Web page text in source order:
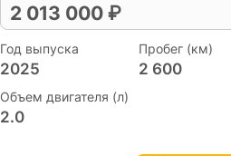
2 013 000 ₽
Год выпуска
2025
Пробег (км)
2 600
Объем двигателя (л)
2.0